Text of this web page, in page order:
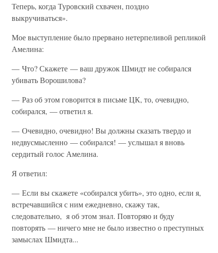
Теперь, когда Туровский схвачен, поздно
выкручиваться».
Мое выступление было прервано нетерпеливой репликой
Амелина:
— Что? Скажете — ваш дружок Шмидт не собирался
убивать Ворошилова?
— Раз об этом говорится в письме ЦК, то, очевидно,
собирался, — ответил я.
— Очевидно, очевидно! Вы должны сказать твердо и
недвусмысленно — собирался! — услышал я вновь
сердитый голос Амелина.
Я ответил:
— Если вы скажете «собирался убить», это одно, если я,
встречавшийся с ним ежедневно, скажу так,
следовательно, я об этом знал. Повторяю и буду
повторять — ничего мне не было известно о преступных
замыслах Шмидта...